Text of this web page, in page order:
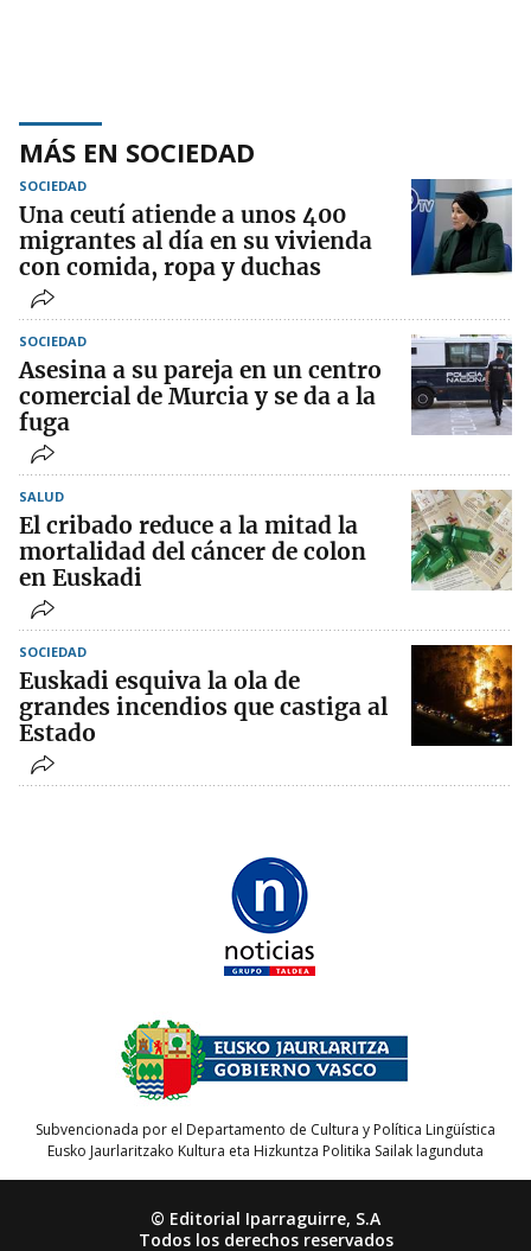
MÁS EN SOCIEDAD
SOCIEDAD
Una ceutí atiende a unos 400
migrantes al día en su vivienda
con comida, ropa y duchas
SOCIEDAD
Asesina a su pareja en un centro
comercial de Murcia y se da a la
fuga
SALUD
El cribado reduce a la mitad la
mortalidad del cáncer de colon
en Euskadi
SOCIEDAD
Euskadi esquiva la ola de
grandes incendios que castiga al
Estado
Subvencionada por el Departamento de Cultura y Política Lingüística
Eusko Jaurlaritzako Kultura eta Hizkuntza Politika Sailak lagunduta
© Editorial Iparraguirre, S.A
Todos los derechos reservados